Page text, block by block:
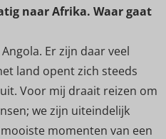
naar Afrika. Waar gaat
Er zijn daar veel
land opent zich steeds
Voor mij draait reizen om
we zijn uiteindelijk
momenten van een